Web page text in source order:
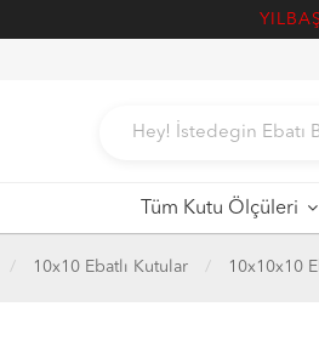
Tüm Kutu Ölçüleri
10x10 Ebatlı Kutular 10x10x10